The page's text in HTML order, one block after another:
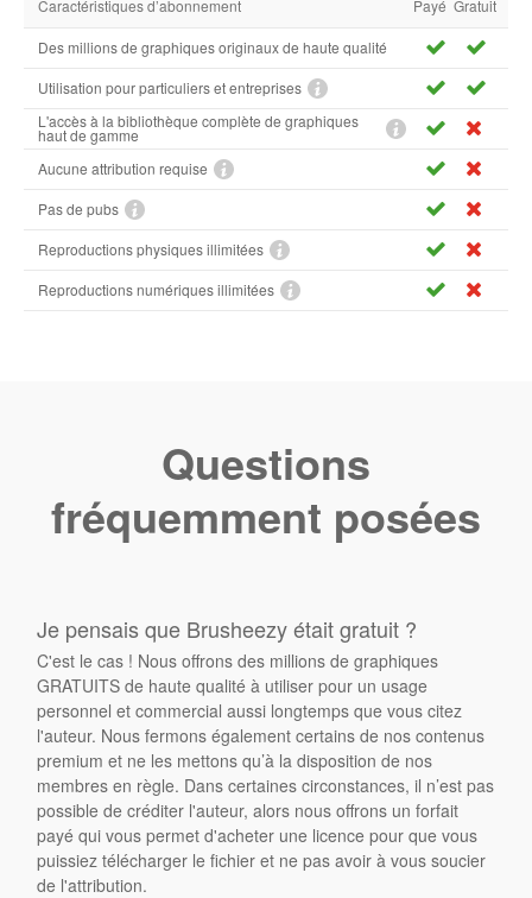
Caractéristiques d’abonnement Payé Gratuit
Des millions de graphiques originaux de haute qualité
Utilisation pour particuliers et entreprises
L'accès à la bibliothèque complète de graphiques
haut de gamme
Aucune attribution requise
Pas de pubs
Reproductions physiques illimitées
Reproductions numériques illimitées
Questions
fréquemment posées
Je pensais que Brusheezy était gratuit ?
C'est le cas ! Nous offrons des millions de graphiques
GRATUITS de haute qualité à utiliser pour un usage
personnel et commercial aussi longtemps que vous citez
l'auteur. Nous fermons également certains de nos contenus
premium et ne les mettons qu’à la disposition de nos
membres en règle. Dans certaines circonstances, il n’est pas
possible de créditer l'auteur, alors nous offrons un forfait
payé qui vous permet d'acheter une licence pour que vous
puissiez télécharger le fichier et ne pas avoir à vous soucier
de l'attribution.